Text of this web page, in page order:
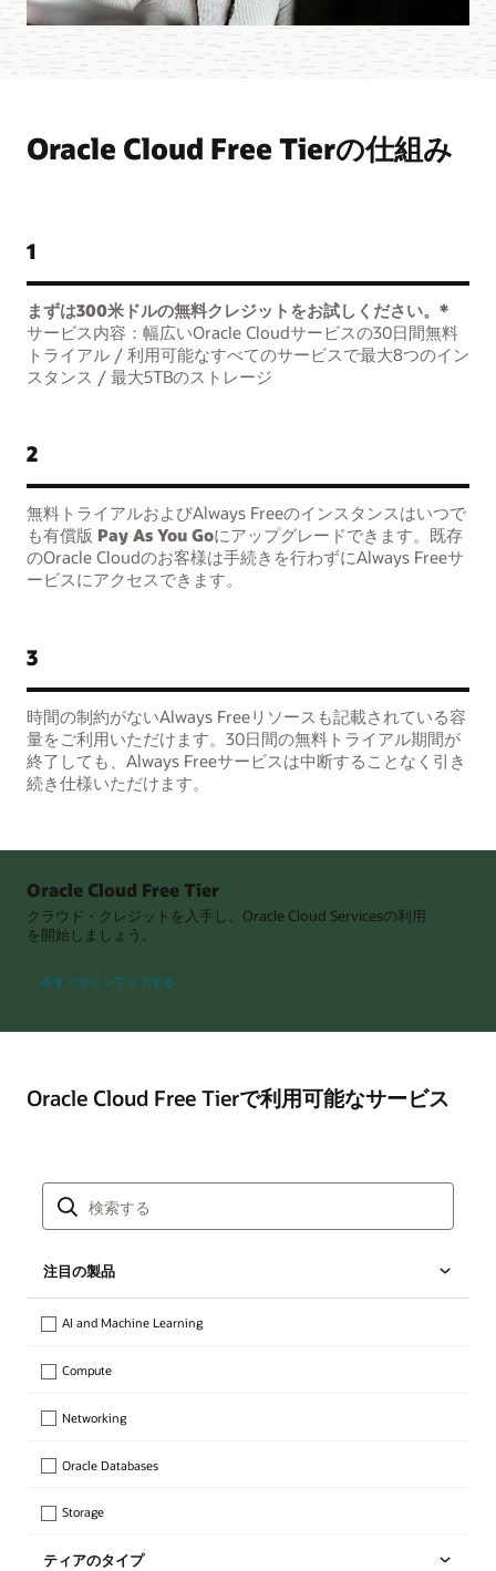
Oracle Cloud Free Tierの仕組み
1
まずは300米ドルの無料クレジットをお試しください。*
サービス内容：幅広いOracle Cloudサービスの30日間無料
トライアル / 利用可能なすべてのサービスで最大8つのイン
スタンス / 最大5TBのストレージ
2
無料トライアルおよびAlways Freeのインスタンスはいつで
も有償版 Pay As You Goにアップグレードできます。既存
のOracle Cloudのお客様は手続きを行わずにAlways Freeサ
ービスにアクセスできます。
3
時間の制約がないAlways Freeリソースも記載されている容
量をご利用いただけます。30日間の無料トライアル期間が
終了しても、Always Freeサービスは中断することなく引き
続き仕様いただけます。
Oracle Cloud Free Tier
クラウド・クレジットを入手し、Oracle Cloud Servicesの利用
を開始しましょう。
今すぐサインアップする
Oracle Cloud Free Tierで利用可能なサービス
注目の製品
AI and Machine Learning
Compute
Networking
Oracle Databases
Storage
ティアのタイプ